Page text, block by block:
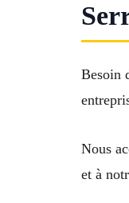
Besoin
Nous
et à